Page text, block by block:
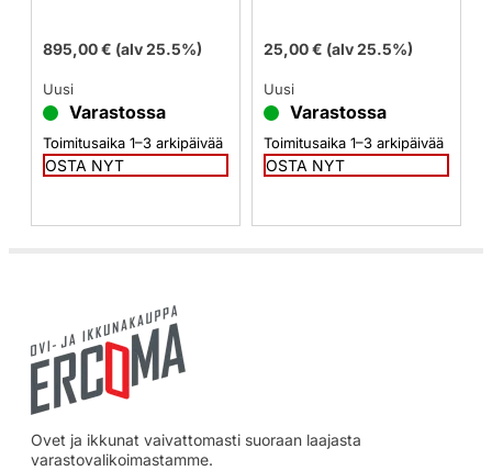
895,00€ (alv 25.5%)
Uusi
Varastossa
Toimitusaika 1–3 arkipäivää
OSTA NYT
25,00€ (alv 25.5%)
Uusi
Varastossa
Toimitusaika 1–3 arkipäivää
OSTA NYT
Ovet ja ikkunat vaivattomasti suoraan laajasta
varastovalikoimastamme.